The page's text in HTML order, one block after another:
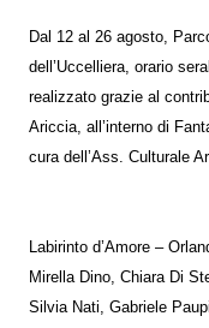
Dal 12 al 26 agosto,
dell’Uccelliera, orario
realizzato grazie al
Ariccia, all’interno di
cura dell’Ass. Culturale
Labirinto d’Amore –
Mirella Dino, Chiara Di
Silvia Nati, Gabriele